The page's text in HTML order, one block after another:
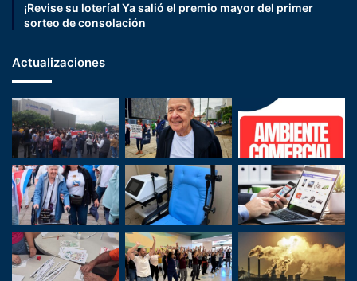
¡Revise su lotería! Ya salió el premio mayor del primer
sorteo de consolación
Actualizaciones